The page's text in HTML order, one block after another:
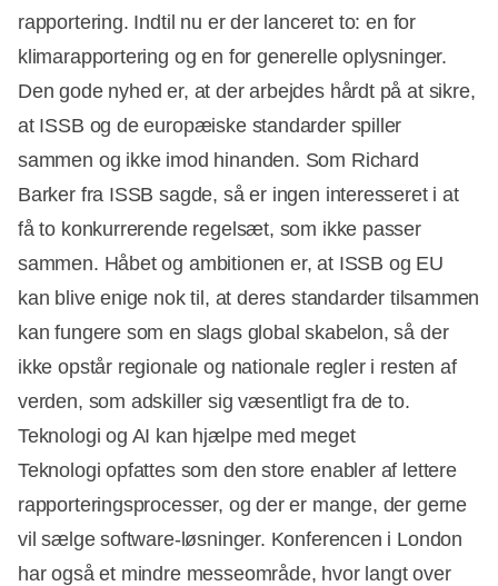
rapportering. Indtil nu er der lanceret to: en for
klimarapportering og en for generelle oplysninger.
Den gode nyhed er, at der arbejdes hårdt på at sikre,
at ISSB og de europæiske standarder spiller
sammen og ikke imod hinanden. Som Richard
Barker fra ISSB sagde, så er ingen interesseret i at
få to konkurrerende regelsæt, som ikke passer
sammen. Håbet og ambitionen er, at ISSB og EU
kan blive enige nok til, at deres standarder tilsammen
kan fungere som en slags global skabelon, så der
ikke opstår regionale og nationale regler i resten af
verden, som adskiller sig væsentligt fra de to.
Teknologi og AI kan hjælpe med meget
Teknologi opfattes som den store enabler af lettere
rapporteringsprocesser, og der er mange, der gerne
vil sælge software-løsninger. Konferencen i London
har også et mindre messeområde, hvor langt over